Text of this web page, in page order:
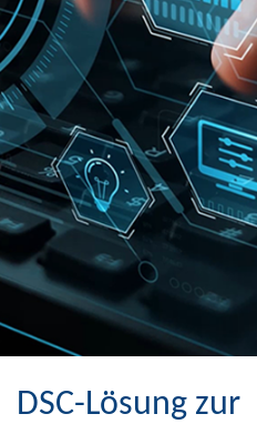
DSC-Lösung zur